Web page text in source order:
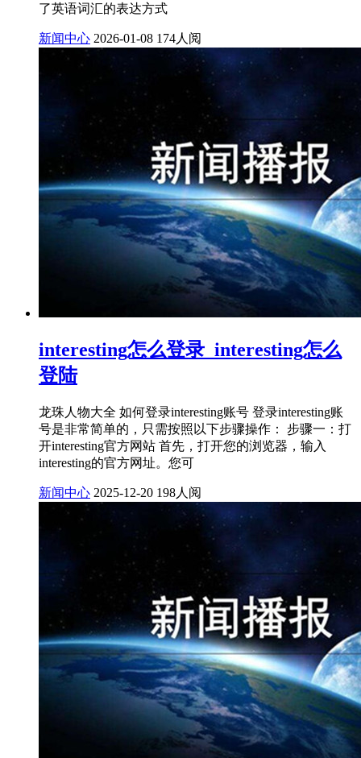
了英语词汇的表达方式
新闻中心 2026-01-08 174人阅
interesting怎么登录_interesting怎么
登陆
龙珠人物大全 如何登录interesting账号 登录interesting账
号是非常简单的，只需按照以下步骤操作： 步骤一：打
开interesting官方网站 首先，打开您的浏览器，输入
interesting的官方网址。您可
新闻中心 2025-12-20 198人阅